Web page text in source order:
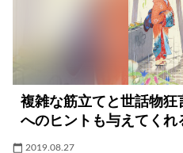
複雑な筋立てと世話物
へのヒントも与えてくれ
2019.08.27